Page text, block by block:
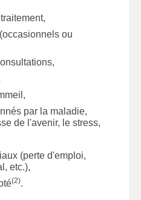
ou
par la maladie,
de l'avenir, le stress,
(perte d'emploi,
etc.),
(2).